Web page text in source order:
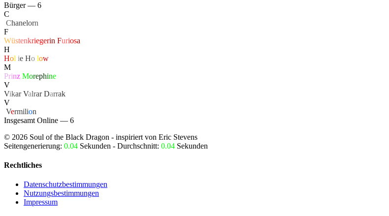
Bürger — 6
C
Chanelorn
F
Wüstenkriegerin Furiosa
H
Hol ie Ho low
M
Prinz Morephine
V
VikarValrarDarrak
V
Vermilion
Insgesamt Online — 6
© 2026 Soul of the Black Dragon - inspiriert von Eric Stevens
Seitengenerierung: 0.04 Sekunden - Durchschnitt: 0.04 Sekunden
Rechtliches
Datenschutzbestimmungen
Nutzungsbestimmungen
Impressum